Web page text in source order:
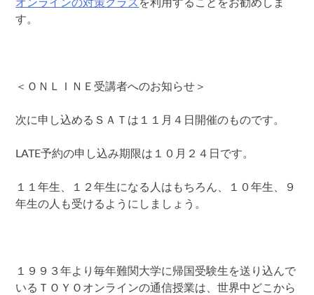
オンラインの対策クラス を利用することをお勧めしま
す。
＜ＯＮＬＩＮＥ受講者へのお知らせ＞
次に申し込めるＳＡＴは１１月４日開催のものです。
LATE予約の申し込み期限は１０月２４日です。
１１年生、１２年生になる人はもちろん、１０年生、９
年生の人も受けるようにしましょう。
１９９３年より毎年難関大学に帰国受験生を送り込んで
いるＴＯＹＯオンラインの通信授業は、世界中どこから